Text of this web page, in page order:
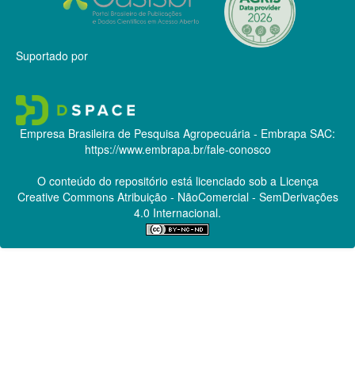
Suportado por
Empresa Brasileira de Pesquisa Agropecuária - Embrapa SAC:
https://www.embrapa.br/fale-conosco
O conteúdo do repositório está licenciado sob a Licença
Creative CommonsAtribuição - NãoComercial - SemDerivações
4.0 Internacional.